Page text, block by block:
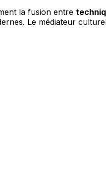
la fusion entre
Le médiateur